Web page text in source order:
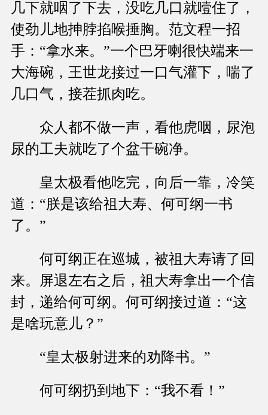
几下就咽了下去，没吃几口就噎住了，
使劲儿地抻脖掐喉捶胸。范文程一招
手：“拿水来。”一个巴牙喇很快端来一
大海碗，王世龙接过一口气灌下，喘了
几口气，接茬抓肉吃。
众人都不做一声，看他虎咽，尿泡
尿的工夫就吃了个盆干碗净。
皇太极看他吃完，向后一靠，冷笑
道：“朕是该给祖大寿、何可纲一书
了。”
何可纲正在巡城，被祖大寿请了回
来。屏退左右之后，祖大寿拿出一个信
封，递给何可纲。何可纲接过道：“这
是啥玩意儿？”
“皇太极射进来的劝降书。”
何可纲扔到地下：“我不看！”